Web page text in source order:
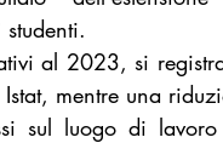
al 2023, si
mentre una
sul luogo di